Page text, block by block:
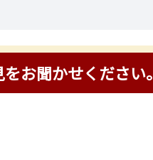
お聞かせください。